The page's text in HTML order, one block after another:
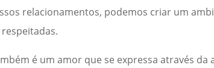
relacionamentos, podemos criar um
é um amor que se expressa através